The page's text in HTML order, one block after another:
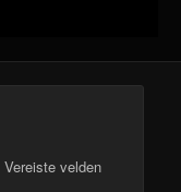
Vereiste velden